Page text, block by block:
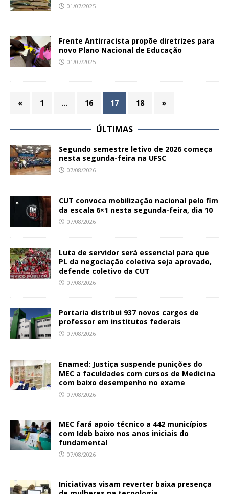
01/07/2025
Frente Antirracista propõe diretrizes para
novo Plano Nacional de Educação
01/07/2025
« 1 … 16 17 18 »
ÚLTIMAS
Segundo semestre letivo de 2026 começa
nesta segunda-feira na UFSC
07/08/2026
CUT convoca mobilização nacional pelo fim
da escala 6×1 nesta segunda-feira, dia 10
07/08/2026
Luta de servidor será essencial para que
PL da negociação coletiva seja aprovado,
defende coletivo da CUT
07/08/2026
Portaria distribui 937 novos cargos de
professor em institutos federais
07/08/2026
Enamed: Justiça suspende punições do
MEC a faculdades com cursos de Medicina
com baixo desempenho no exame
07/08/2026
MEC fará apoio técnico a 442 municípios
com Ideb baixo nos anos iniciais do
fundamental
07/08/2026
Iniciativas visam reverter baixa presença